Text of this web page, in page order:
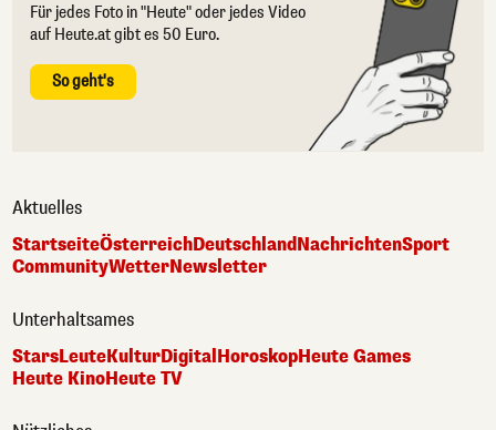
Für jedes Foto in "Heute" oder jedes Video
auf Heute.at gibt es 50 Euro.
So geht's
Aktuelles
StartseiteÖsterreichDeutschlandNachrichtenSport
CommunityWetterNewsletter
Unterhaltsames
StarsLeuteKulturDigital HoroskopHeute Games
Heute KinoHeute TV